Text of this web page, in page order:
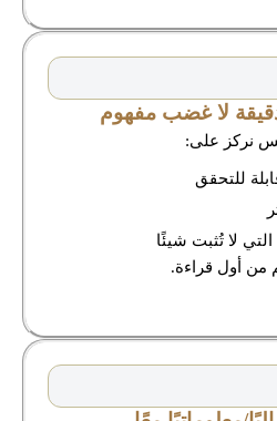
دقيقة لا غضب مفهوم
نركز على:
للتحقق
لا تُثبت شيئًا
من أول قراءة.